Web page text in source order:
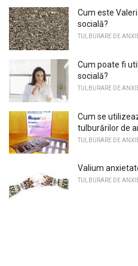
Cum este
socială?
TULBURARE DE
Cum poate fi
socială?
TULBURARE DE
Cum se
tulburărilor de
TULBURARE DE
Valium
TULBURARE DE